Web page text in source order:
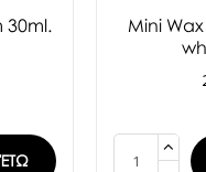
30ml.
Mini